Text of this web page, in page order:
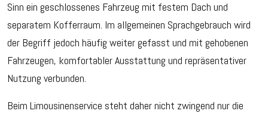
Sinn ein geschlossenes Fahrzeug mit festem Dach und
separatem Kofferraum. Im allgemeinen Sprachgebrauch wird
der Begriff jedoch häufig weiter gefasst und mit gehobenen
Fahrzeugen, komfortabler Ausstattung und repräsentativer
Nutzung verbunden.
Beim Limousinenservice steht daher nicht zwingend nur die